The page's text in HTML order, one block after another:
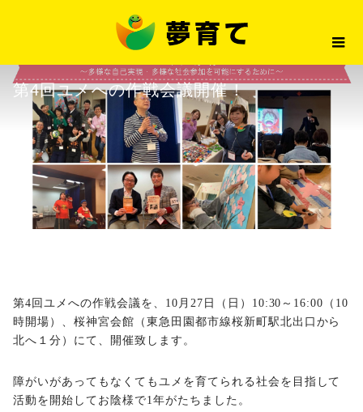
最新情報
最新情報
第4回ユメへの作戦会議開催！
第4回ユメへの作戦会議を、10月27日（日）10:30～16:00（10
時開場）、桜神宮会館（東急田園都市線桜新町駅北出口から
北へ１分）にて、開催致します。
障がいがあってもなくてもユメを育てられる社会を目指して
活動を開始してお陰様で1年がたちました。